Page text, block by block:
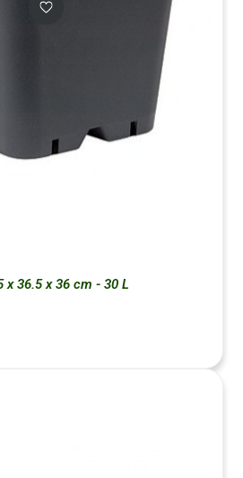
x 36.5 x 36 cm - 30 L